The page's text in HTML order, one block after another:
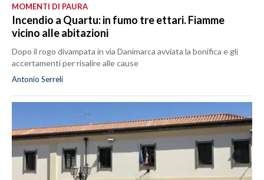
MOMENTI DI PAURA
Incendio a Quartu: in fumo tre ettari. Fiamme
vicino alle abitazioni
Dopo il rogo divampata in via Danimarca avviata la bonifica e gli
accertamenti per risalire alle cause
Antonio Serreli